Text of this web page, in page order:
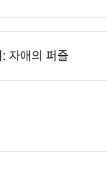
자애의 퍼즐